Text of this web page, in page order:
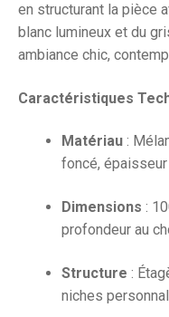
en structurant la pièce
blanc lumineux et du
ambiance chic,
Caractéristiques
Matériau :
foncé,
Dimensions :
profondeur au
Structure :
niches